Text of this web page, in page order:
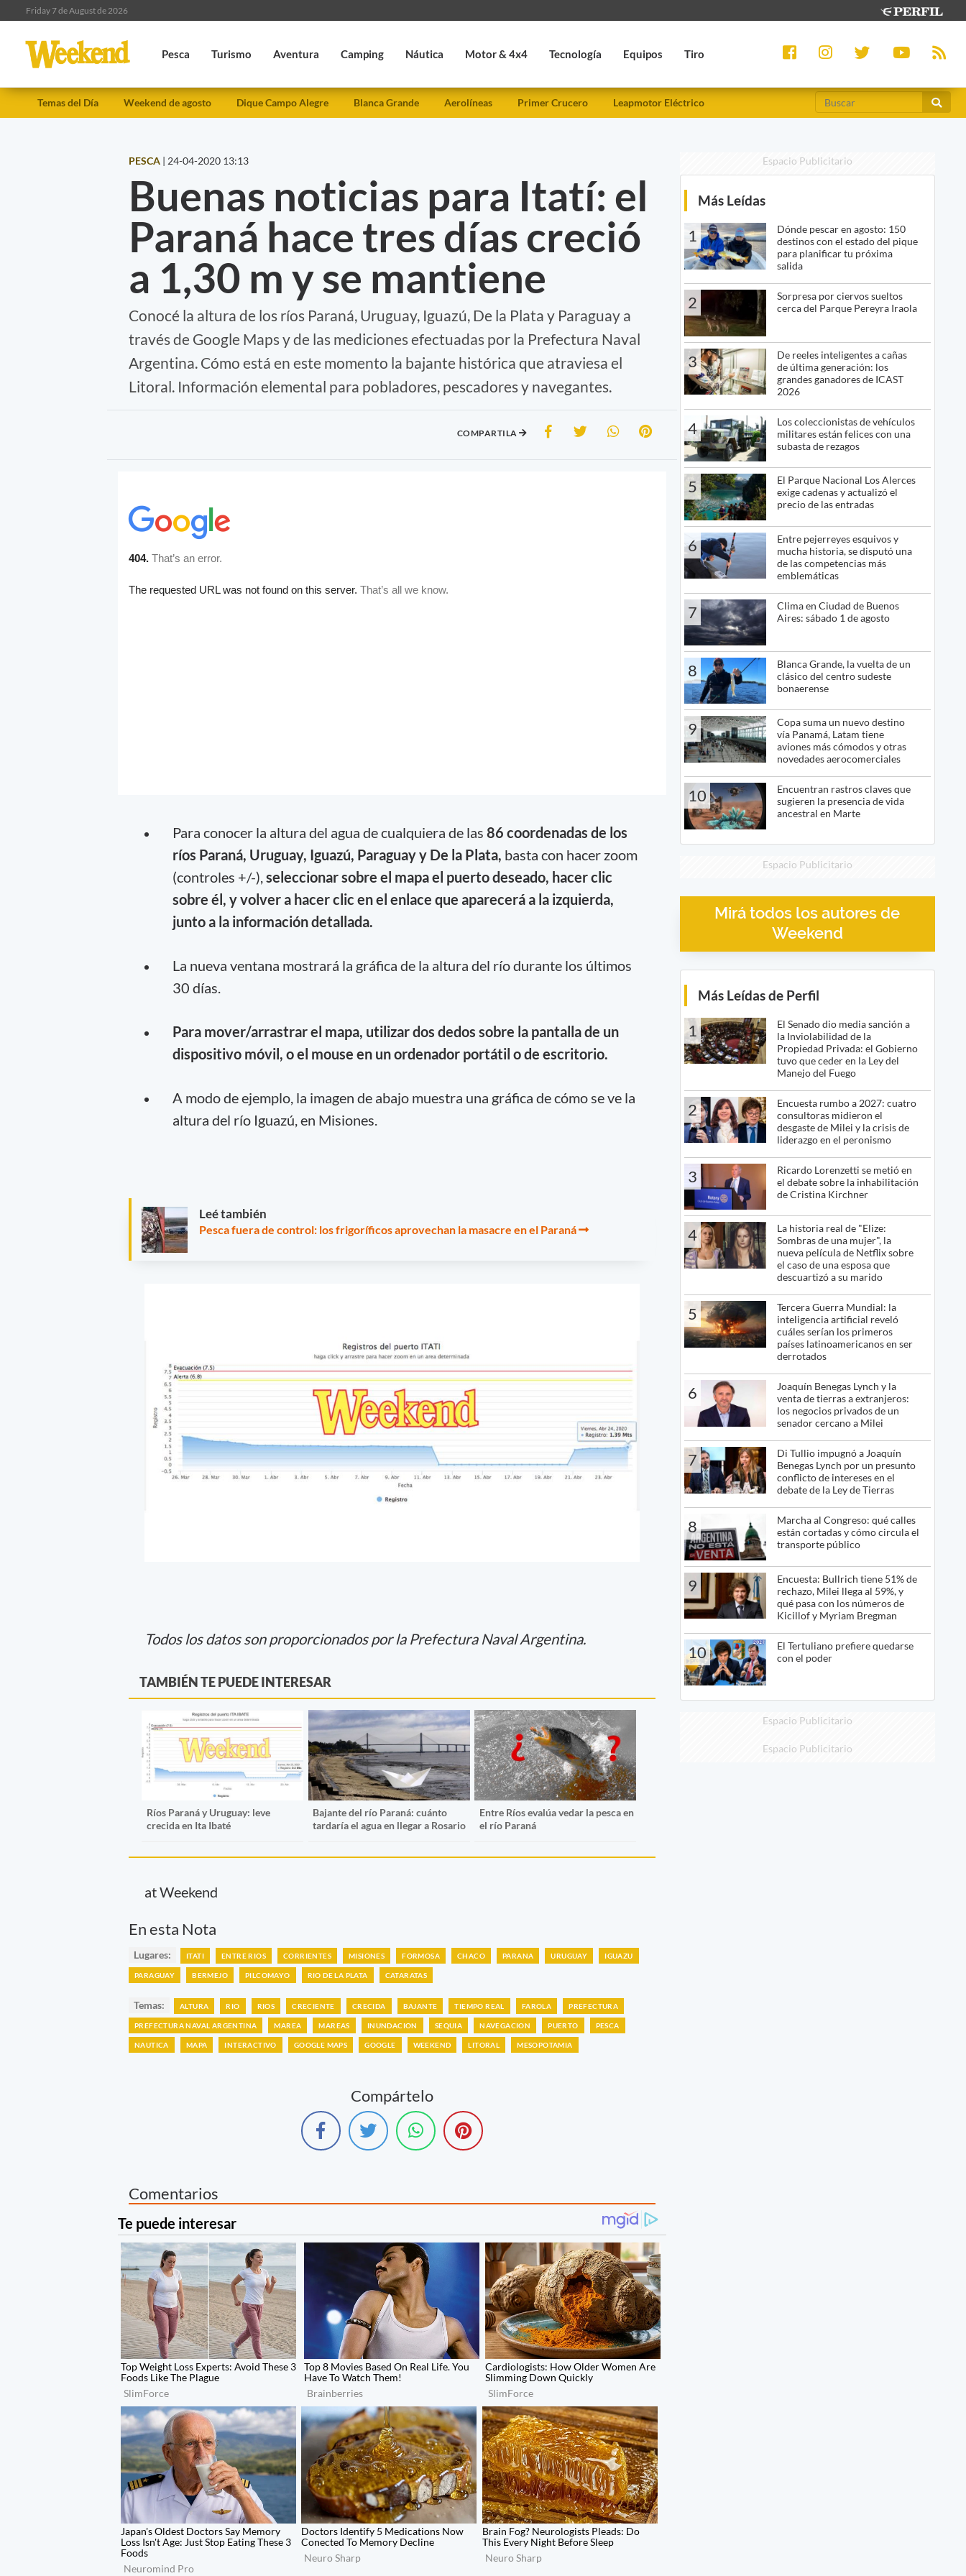
Friday 7 de August de 2026
Pesca Turismo Aventura Camping Náutica Motor & 4x4 Tecnología Equipos Tiro
Temas del Día Weekend de agosto Dique Campo Alegre Blanca Grande Aerolíneas Primer Crucero Leapmotor Eléctrico
PESCA | 24-04-2020 13:13
Buenas noticias para Itatí: el
Paraná hace tres días creció
a 1,30 m y se mantiene
Conocé la altura de los ríos Paraná, Uruguay, Iguazú, De la Plata y Paraguay a
través de Google Maps y de las mediciones efectuadas por la Prefectura Naval
Argentina. Cómo está en este momento la bajante histórica que atraviesa el
Litoral. Información elemental para pobladores, pescadores y navegantes.
COMPARTILA
Para conocer la altura del agua de cualquiera de las 86 coordenadas de los
ríos Paraná, Uruguay, Iguazú, Paraguay y De la Plata, basta con hacer zoom
(controles +/-),seleccionar sobre el mapa el puerto deseado, hacer clic
sobre él, y volver a hacer clic en el enlace que aparecerá a la izquierda,
junto a la información detallada.
La nueva ventana mostrará la gráfica de la altura del río durante los últimos
30 días.
Para mover/arrastrar el mapa, utilizar dos dedos sobre la pantalla de un
dispositivo móvil, o el mouse en un ordenador portátil o de escritorio.
A modo de ejemplo, la imagen de abajo muestra una gráfica de cómo se ve la
altura del río Iguazú, en Misiones.
Leé también
Pesca fuera de control: los frigoríficos aprovechan la masacre en el Paraná
Todos los datos son proporcionados por la Prefectura Naval Argentina.
TAMBIÉN TE PUEDE INTERESAR
Ríos Paraná y Uruguay: leve
crecida en Ita Ibaté
Bajante del río Paraná: cuánto
tardaría el agua en llegar a Rosario
Entre Ríos evalúa vedar la pesca en
el río Paraná
at Weekend
En esta Nota
Lugares: ITATI ENTRE RIOS CORRIENTES MISIONES FORMOSA CHACO PARANA URUGUAY IGUAZU
PARAGUAY BERMEJO PILCOMAYO RIO DE LA PLATA CATARATAS
Temas: ALTURA RIO RIOS CRECIENTE CRECIDA BAJANTE TIEMPO REAL FAROLA PREFECTURA
PREFECTURA NAVAL ARGENTINA MAREA MAREAS INUNDACION SEQUIA NAVEGACION PUERTO PESCA
NAUTICA MAPA INTERACTIVO GOOGLE MAPS GOOGLE WEEKEND LITORAL MESOPOTAMIA
Compártelo
Comentarios
Espacio Publicitario
Más Leídas
1
Dónde pescar en agosto: 150
destinos con el estado del pique
para planificar tu próxima
salida
2
Sorpresa por ciervos sueltos
cerca del Parque Pereyra Iraola
3
De reeles inteligentes a cañas
de última generación: los
grandes ganadores de ICAST
2026
4
Los coleccionistas de vehículos
militares están felices con una
subasta de rezagos
5
El Parque Nacional Los Alerces
exige cadenas y actualizó el
precio de las entradas
6
Entre pejerreyes esquivos y
mucha historia, se disputó una
de las competencias más
emblemáticas
7
Clima en Ciudad de Buenos
Aires: sábado 1 de agosto
8
Blanca Grande, la vuelta de un
clásico del centro sudeste
bonaerense
9
Copa suma un nuevo destino
vía Panamá, Latam tiene
aviones más cómodos y otras
novedades aerocomerciales
10
Encuentran rastros claves que
sugieren la presencia de vida
ancestral en Marte
Espacio Publicitario
Mirá todos los autores de
Weekend
Más Leídas de Perfil
1
El Senado dio media sanción a
la Inviolabilidad de la
Propiedad Privada: el Gobierno
tuvo que ceder en la Ley del
Manejo del Fuego
2
Encuesta rumbo a 2027: cuatro
consultoras midieron el
desgaste de Milei y la crisis de
liderazgo en el peronismo
3
Ricardo Lorenzetti se metió en
el debate sobre la inhabilitación
de Cristina Kirchner
4
La historia real de "Elize:
Sombras de una mujer", la
nueva película de Netflix sobre
el caso de una esposa que
descuartizó a su marido
5
Tercera Guerra Mundial: la
inteligencia artificial reveló
cuáles serían los primeros
países latinoamericanos en ser
derrotados
6
Joaquín Benegas Lynch y la
venta de tierras a extranjeros:
los negocios privados de un
senador cercano a Milei
7
Di Tullio impugnó a Joaquín
Benegas Lynch por un presunto
conflicto de intereses en el
debate de la Ley de Tierras
8
Marcha al Congreso: qué calles
están cortadas y cómo circula el
transporte público
9
Encuesta: Bullrich tiene 51% de
rechazo, Milei llega al 59%, y
qué pasa con los números de
Kicillof y Myriam Bregman
10
El Tertuliano prefiere quedarse
con el poder
Espacio Publicitario
Espacio Publicitario